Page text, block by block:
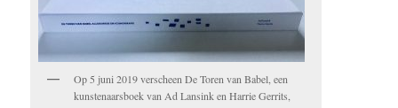
Op 5 juni 2019 verscheen De Toren van Babel, een
kunstenaarsboek van Ad Lansink en Harrie Gerrits,